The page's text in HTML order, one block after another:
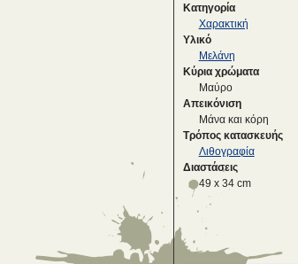
Κατηγορία
Χαρακτική
Υλικό
Μελάνη
Κύρια χρώματα
Μαύρο
Απεικόνιση
Μάνα και κόρη
Τρόπος κατασκευής
Λιθογραφία
Διαστάσεις
49 x 34 cm